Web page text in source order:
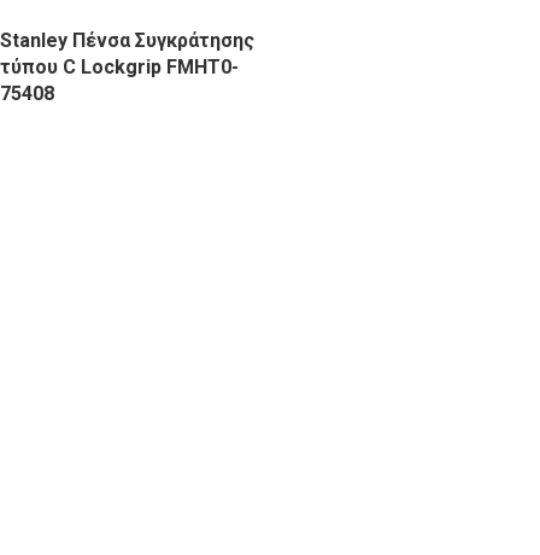
Stanley Πένσα Συγκράτησης
τύπου C Lockgrip FMHT0-
75408